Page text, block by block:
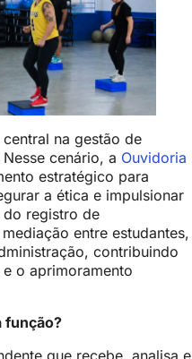
na gestão de
cenário, a Ouvidoria
estratégico para
a ética e impulsionar
do registro de
entre estudantes,
contribuindo
o aprimoramento
função?